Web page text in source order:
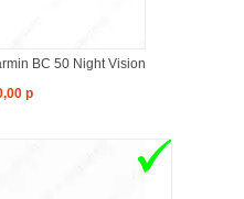
BC 50 Night Vision
р